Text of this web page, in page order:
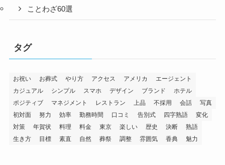
ことわざ60選
タグ
お祝い お葬式 やり方 アクセス アメリカ
エージェント
カジュアル
シンプル スマホ デザイン ブランド
ホテル
ポジティブ
マネジメント レストラン 上品 不採用 会話
写真
初対面
努力 効率 勤務時間 口コミ 告別式 四字熟語
変化
対策
年賀状 料理 料金 東京 楽しい 歴史 決断
熟語
生き方
目標 素直 自然 葬祭 調整 雰囲気 香典 魅力